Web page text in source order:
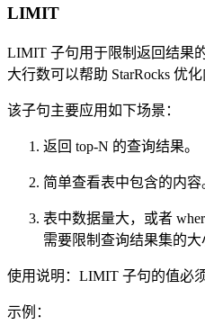
LIMIT
LIMIT 子句用于限制返回结果
大行数可以帮助 StarRocks 优化
该子句主要应用如下场景：
返回 top-N 的查询结果。
简单查看表中包含的内容
表中数据量大，或者
需要限制查询结果集的大
使用说明：LIMIT 子句的值必
示例：